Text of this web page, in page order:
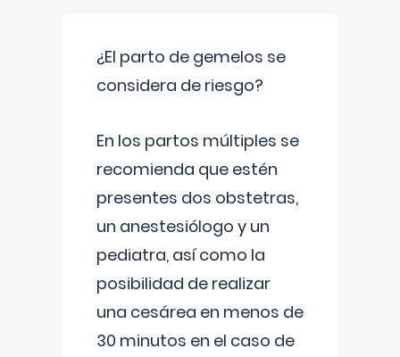
¿El parto de gemelos se
considera de riesgo?
En los partos múltiples se
recomienda que estén
presentes dos obstetras,
un anestesiólogo y un
pediatra, así como la
posibilidad de realizar
una cesárea en menos de
30 minutos en el caso de